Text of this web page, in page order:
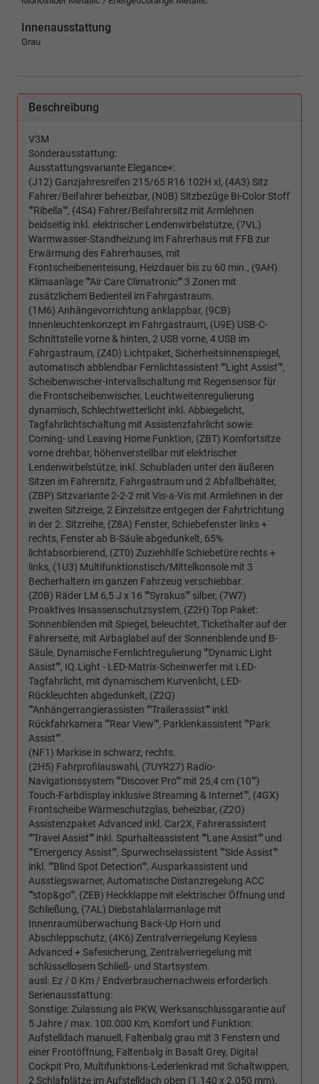
Innenausstattung
Grau
Beschreibung
V3M
Sonderausstattung:
Ausstattungsvariante Elegance+:
(J12) Ganzjahresreifen 215/65 R16 102H xl, (4A3) Sitz
Fahrer/Beifahrer beheizbar, (N0B) Sitzbezüge Bi-Color Stoff
""Ribella"", (4S4) Fahrer/Beifahrersitz mit Armlehnen
beidseitig inkl. elektrischer Lendenwirbelstütze, (7VL)
Warmwasser-Standheizung im Fahrerhaus mit FFB zur
Erwärmung des Fahrerhauses, mit
Frontscheibenenteisung, Heizdauer bis zu 60 min., (9AH)
Klimaanlage ""Air Care Climatronic"" 3 Zonen mit
zusätzlichem Bedienteil im Fahrgastraum.
(1M6) Anhängevorrichtung anklappbar, (9CB)
Innenleuchtenkonzept im Fahrgastraum, (U9E) USB-C-
Schnittstelle vorne & hinten, 2 USB vorne, 4 USB im
Fahrgastraum, (Z4D) Lichtpaket, Sicherheitsinnenspiegel,
automatisch abblendbar Fernlichtassistent ""Light Assist"",
Scheibenwischer-Intervallschaltung mit Regensensor für
die Frontscheibenwischer, Leuchtweitenregulierung
dynamisch, Schlechtwetterlicht inkl. Abbiegelicht,
Tagfahrlichtschaltung mit Assistenzfahrlicht sowie
Coming- und Leaving Home Funktion, (ZBT) Komfortsitze
vorne drehbar, höhenverstellbar mit elektrischer
Lendenwirbelstütze, inkl. Schubladen unter den äußeren
Sitzen im Fahrersitz, Fahrgastraum und 2 Abfallbehälter,
(ZBP) Sitzvariante 2-2-2 mit Vis-a-Vis mit Armlehnen in der
zweiten Sitzreige, 2 Einzelsitze entgegen der Fahrtrichtung
in der 2. Sitzreihe, (Z8A) Fenster, Schiebefenster links +
rechts, Fenster ab B-Säule abgedunkelt, 65%
lichtabsorbierend, (ZT0) Zuziehhilfe Schiebetüre rechts +
links, (1U3) Multifunktionstisch/Mittelkonsole mit 3
Becherhaltern im ganzen Fahrzeug verschiebbar.
(Z0B) Räder LM 6,5 J x 16 ""Syrakus"" silber, (7W7)
Proaktives Insassenschutzsystem, (Z2H) Top Paket:
Sonnenblenden mit Spiegel, beleuchtet, Tickethalter auf der
Fahrerseite, mit Airbaglabel auf der Sonnenblende und B-
Säule, Dynamische Fernlichtregulierung ""Dynamic Light
Assist"", IQ.Light - LED-Matrix-Scheinwerfer mit LED-
Tagfahrlicht, mit dynamischem Kurvenlicht, LED-
Rückleuchten abgedunkelt, (Z2Q)
""Anhängerrangierassisten ""Trailerassist"" inkl.
Rückfahrkamera ""Rear View"", Parklenkassistent ""Park
Assist"".
(NF1) Markise in schwarz, rechts.
(2H5) Fahrprofilauswahl, (7UYR27) Radio-
Navigationssystem ""Discover Pro"" mit 25,4 cm (10"")
Touch-Farbdisplay inklusive Streaming & Internet"", (4GX)
Frontscheibe Wärmeschutzglas, beheizbar, (Z2O)
Assistenzpaket Advanced inkl. Car2X, Fahrerassistent
""Travel Assist"" inkl. Spurhalteassistent ""Lane Assist"" und
""Emergency Assist"", Spurwechselassistent ""Side Assist""
inkl. ""Blind Spot Detection"", Ausparkassistent und
Ausstiegswarner, Automatische Distanzregelung ACC
""stop&go"", (ZEB) Heckklappe mit elektrischer Öffnung und
Schließung, (7AL) Diebstahlalarmanlage mit
Innenraumüberwachung Back-Up Horn und
Abschleppschutz, (4K6) Zentralverriegelung Keyless
Advanced + Safesicherung, Zentralverriegelung mit
schlüssellosem Schließ- und Startsystem.
ausl. Ez / 0 Km / Endverbrauchernachweis erforderlich.
Serienausstattung:
Sonstige: Zulassung als PKW, Werksanschlussgarantie auf
5 Jahre / max. 100.000 Km, Komfort und Funktion:
Aufstelldach manuell, Faltenbalg grau mit 3 Fenstern und
einer Frontöffnung, Faltenbalg in Basalt Grey, Digital
Cockpit Pro, Multifunktions-Lederlenkrad mit Schaltwippen,
2 Schlafplätze im Aufstelldach oben (1.140 x 2.050 mm),